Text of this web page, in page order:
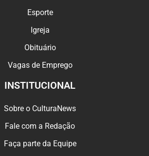
Esporte
Igreja
Obituário
Vagas de Emprego
INSTITUCIONAL
Sobre o CulturaNews
Fale com a Redação
Faça parte da Equipe